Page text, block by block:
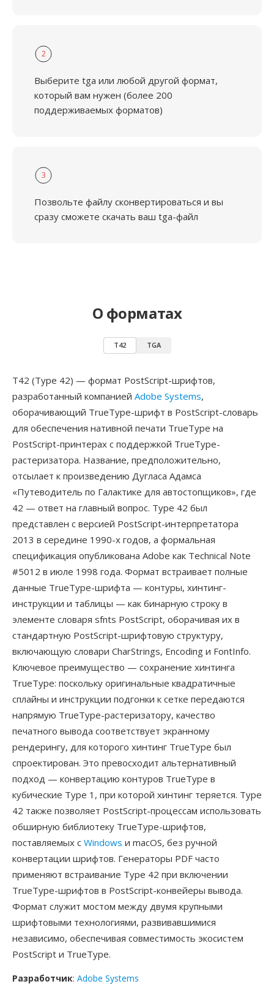
2
Выберите tga или любой другой формат,
который вам нужен (более 200
поддерживаемых форматов)
3
Позвольте файлу сконвертироваться и вы
сразу сможете скачать ваш tga-файл
О форматах
T42 TGA
T42 (Type 42) — формат PostScript-шрифтов,
разработанный компанией Adobe Systems,
оборачивающий TrueType-шрифт в PostScript-словарь
для обеспечения нативной печати TrueType на
PostScript-принтерах с поддержкой TrueType-
растеризатора. Название, предположительно,
отсылает к произведению Дугласа Адамса
«Путеводитель по Галактике для автостопщиков», где
42 — ответ на главный вопрос. Type 42 был
представлен с версией PostScript-интерпретатора
2013 в середине 1990-х годов, а формальная
спецификация опубликована Adobe как Technical Note
#5012 в июле 1998 года. Формат встраивает полные
данные TrueType-шрифта — контуры, хинтинг-
инструкции и таблицы — как бинарную строку в
элементе словаря sfnts PostScript, оборачивая их в
стандартную PostScript-шрифтовую структуру,
включающую словари CharStrings, Encoding и FontInfo.
Ключевое преимущество — сохранение хинтинга
TrueType: поскольку оригинальные квадратичные
сплайны и инструкции подгонки к сетке передаются
напрямую TrueType-растеризатору, качество
печатного вывода соответствует экранному
рендерингу, для которого хинтинг TrueType был
спроектирован. Это превосходит альтернативный
подход — конвертацию контуров TrueType в
кубические Type 1, при которой хинтинг теряется. Type
42 также позволяет PostScript-процессам использовать
обширную библиотеку TrueType-шрифтов,
поставляемых с Windows и macOS, без ручной
конвертации шрифтов. Генераторы PDF часто
применяют встраивание Type 42 при включении
TrueType-шрифтов в PostScript-конвейеры вывода.
Формат служит мостом между двумя крупными
шрифтовыми технологиями, развивавшимися
независимо, обеспечивая совместимость экосистем
PostScript и TrueType.
Разработчик: Adobe Systems